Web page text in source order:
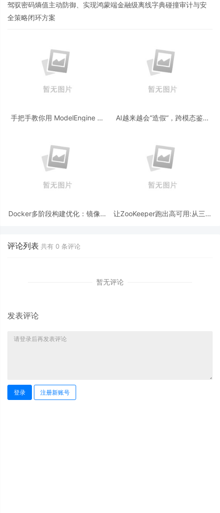
驾驭密码熵值主动防御、实现鸿蒙端金融级离线字典碰撞审计与安
全策略闭环方案
手把手教你用 ModelEngine 打
AI越来越会“造假“，跨模态鉴伪
Docker多阶段构建优化：镜像体
让ZooKeeper跑出高可用:从三节
评论列表 共有 0 条评论
暂无评论
发表评论
登录 注册新账号